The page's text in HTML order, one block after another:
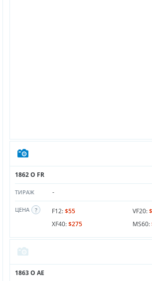
1862 O FR
ТИРАЖ -
ЦЕНА F12:$55 VF20:
XF40:$275 MS60:
1863 O AE